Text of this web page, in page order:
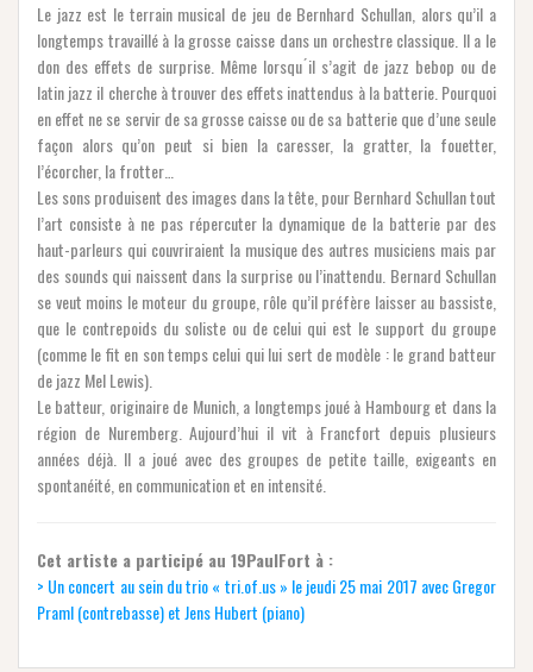
Le jazz est le terrain musical de jeu de Bernhard Schullan, alors qu’il a
longtemps travaillé à la grosse caisse dans un orchestre classique. Il a le
don des effets de surprise. Même lorsqu ́il s’agit de jazz bebop ou de
latin jazz il cherche à trouver des effets inattendus à la batterie. Pourquoi
en effet ne se servir de sa grosse caisse ou de sa batterie que d’une seule
façon alors qu’on peut si bien la caresser, la gratter, la fouetter,
l’écorcher, la frotter…
Les sons produisent des images dans la tête, pour Bernhard Schullan tout
l’art consiste à ne pas répercuter la dynamique de la batterie par des
haut-parleurs qui couvriraient la musique des autres musiciens mais par
des sounds qui naissent dans la surprise ou l’inattendu. Bernard Schullan
se veut moins le moteur du groupe, rôle qu’il préfère laisser au bassiste,
que le contrepoids du soliste ou de celui qui est le support du groupe
(comme le fit en son temps celui qui lui sert de modèle : le grand batteur
de jazz Mel Lewis).
Le batteur, originaire de Munich, a longtemps joué à Hambourg et dans la
région de Nuremberg. Aujourd’hui il vit à Francfort depuis plusieurs
années déjà. Il a joué avec des groupes de petite taille, exigeants en
spontanéité, en communication et en intensité.
Cet artiste a participé au 19PaulFort à :
> Un concert au sein du trio « tri.of.us » le jeudi 25 mai 2017 avec Gregor
Praml (contrebasse) et Jens Hubert (piano)